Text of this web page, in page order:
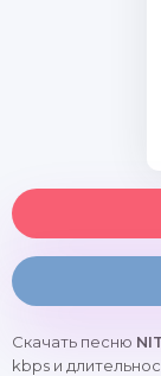
Скачать песню
kbps и